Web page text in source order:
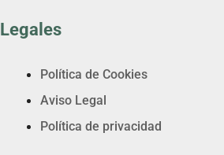
Legales
Política de Cookies
Aviso Legal
Política de privacidad